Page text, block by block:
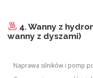
4. Wanny z
wanny z dyszami)
Naprawa silników i pomp